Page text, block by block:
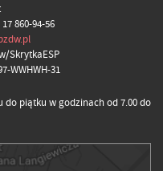
860-94-56
SkrytkaESP
WWHWH-31
do piątku w godzinach od 7.00 do